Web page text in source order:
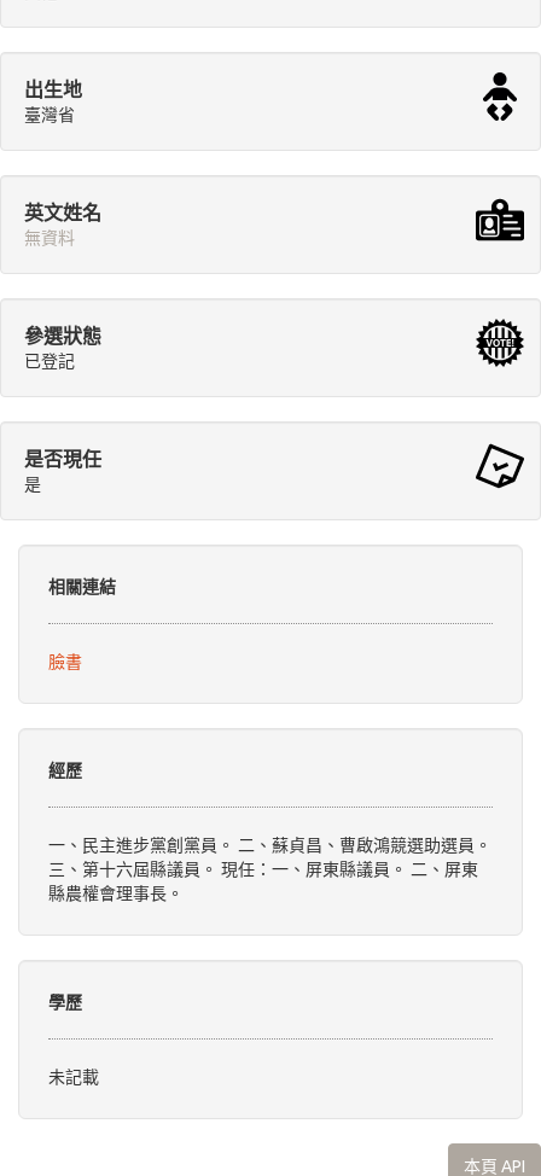
出生地
臺灣省
英文姓名
無資料
參選狀態
已登記
是否現任
是
相關連結
臉書
經歷
一、民主進步黨創黨員。 二、蘇貞昌、曹啟鴻競選助選員。
三、第十六屆縣議員。 現任：一、屏東縣議員。 二、屏東
縣農權會理事長。
學歷
未記載
本頁 API